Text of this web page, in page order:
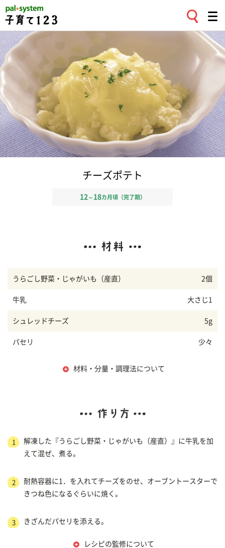
チーズポテト
12 ～ 18カ月頃（完了期）
うらごし野菜・じゃがいも（産直） 2個
牛乳 大さじ1
シュレッドチーズ 5g
パセリ 少々
材料・分量・調理法について
1
解凍した『うらごし野菜・じゃがいも（産直）』に牛乳を加
えて混ぜ、煮る。
2
耐熱容器に1．を入れてチーズをのせ、オーブントースターで
きつね色になるぐらいに焼く。
3 きざんだパセリを添える。
レシピの監修について